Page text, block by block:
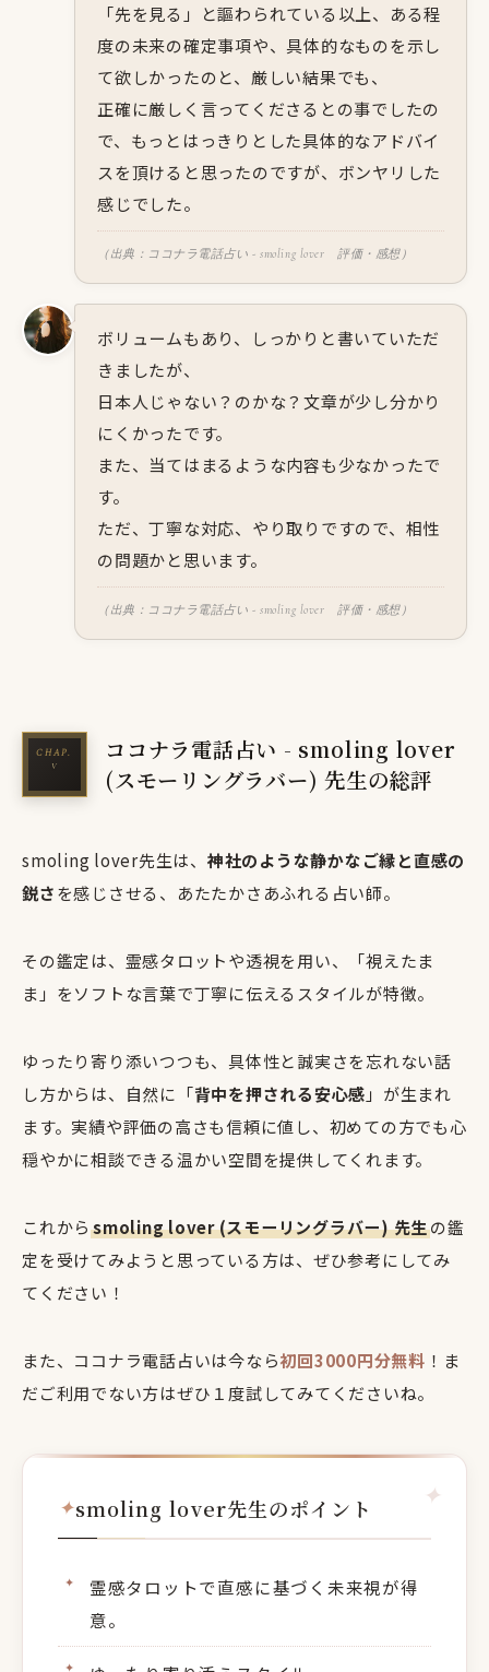
「先を見る」と謳わられている以上、ある程
度の未来の確定事項や、具体的なものを示し
て欲しかったのと、厳しい結果でも、
正確に厳しく言ってくださるとの事でしたの
で、もっとはっきりとした具体的なアドバイ
スを頂けると思ったのですが、ボンヤリした
感じでした。
（出典：ココナラ電話占い - smoling lover 評価・感想）
ボリュームもあり、しっかりと書いていただ
きましたが、
日本人じゃない？のかな？文章が少し分かり
にくかったです。
また、当てはまるような内容も少なかったで
す。
ただ、丁寧な対応、やり取りですので、相性
の問題かと思います。
（出典：ココナラ電話占い - smoling lover 評価・感想）
ココナラ電話占い - smoling lover
(スモーリングラバー) 先生の総評
smoling lover先生は、 神社のような静かなご縁と直感の
鋭さを感じさせる、あたたかさあふれる占い師。
その鑑定は、霊感タロットや透視を用い、「視えたま
ま」をソフトな言葉で丁寧に伝えるスタイルが特徴。
ゆったり寄り添いつつも、具体性と誠実さを忘れない話
し方からは、自然に「背中を押される安心感 」が生まれ
ます。実績や評価の高さも信頼に値し、初めての方でも心
穏やかに相談できる温かい空間を提供してくれます。
これからsmoling lover (スモーリングラバー) 先生の鑑
定を受けてみようと思っている方は、ぜひ参考にしてみ
てください！
また、ココナラ電話占いは今なら初回3000円分無料 ！ま
だご利用でない方はぜひ１度試してみてくださいね。
smoling lover先生のポイント
霊感タロットで直感に基づく未来視が得
意。